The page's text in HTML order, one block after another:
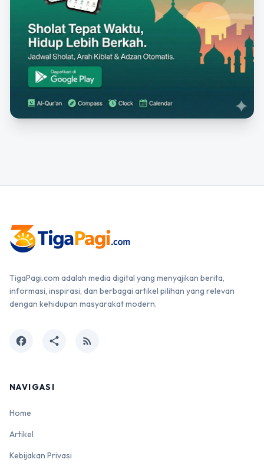
TigaPagi.com adalah media digital yang menyajikan berita,
informasi, inspirasi, dan berbagai artikel pilihan yang relevan
dengan kehidupan masyarakat modern.
facebook share rss_feed
NAVIGASI
Home
Artikel
Kebijakan Privasi